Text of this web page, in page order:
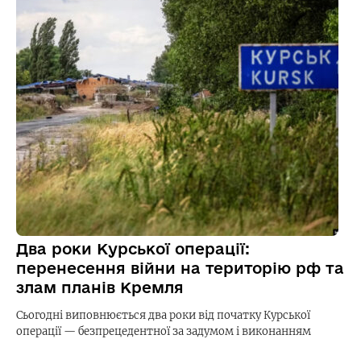
Два роки Курської операції:
перенесення війни на територію рф та
злам планів Кремля
Сьогодні виповнюється два роки від початку Курської
операції — безпрецедентної за задумом і виконанням